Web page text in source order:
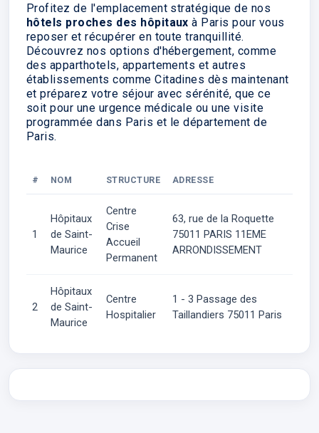
Profitez de l'emplacement stratégique de nos
hôtels proches des hôpitaux à Paris pour vous
reposer et récupérer en toute tranquillité.
Découvrez nos options d'hébergement, comme
des apparthotels, appartements et autres
établissements comme Citadines dès maintenant
et préparez votre séjour avec sérénité, que ce
soit pour une urgence médicale ou une visite
programmée dans Paris et le département de
Paris.
# NOM STRUCTURE ADRESSE
1
Hôpitaux
de Saint-
Maurice
Centre
Crise
Accueil
Permanent
63, rue de la Roquette
75011 PARIS 11EME
ARRONDISSEMENT
2
Hôpitaux
de Saint-
Maurice
Centre
Hospitalier
1 - 3 Passage des
Taillandiers 75011 Paris